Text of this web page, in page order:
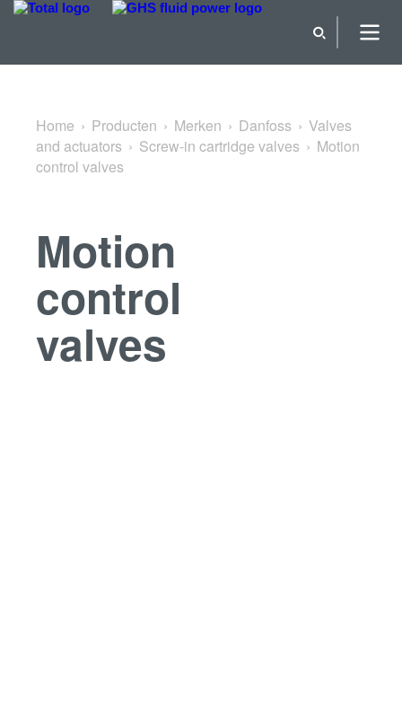
Terug naar Screw-in cartridge valves
Home Producten Merken Danfoss
Valves
and actuators
Screw-in cartridge valves
Motion
control valves
Motion
control
valves